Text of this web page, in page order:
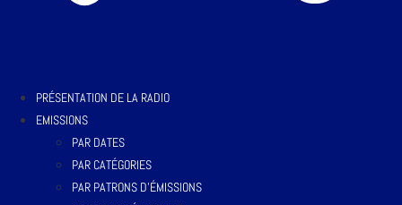
PRÉSENTATION DE LA RADIO
EMISSIONS
PAR DATES
PAR CATÉGORIES
PAR PATRONS D’ÉMISSIONS